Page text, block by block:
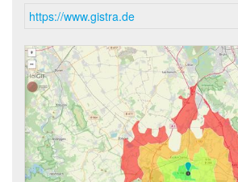
https://www.gistra.de